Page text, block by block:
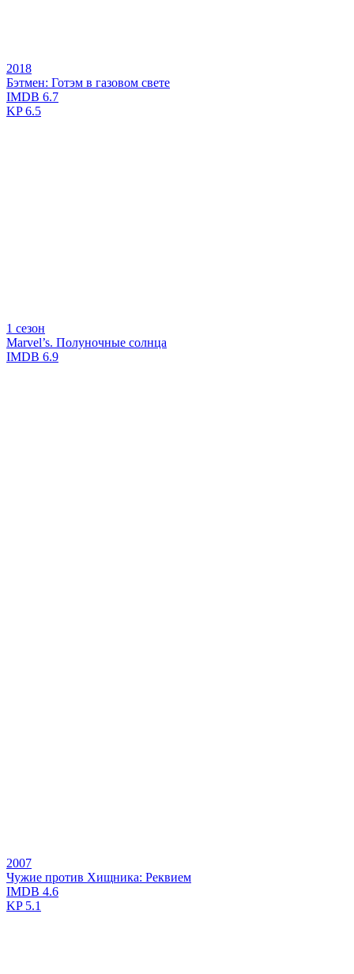
2018
Бэтмен: Готэм в газовом свете
IMDB 6.7
KP6.5
1 сезон
Marvel’s. Полуночные солнца
IMDB 6.9
2007
Чужие против Хищника: Реквием
IMDB 4.6
KP5.1